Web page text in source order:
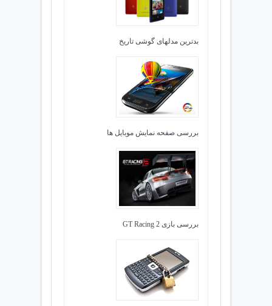
بدترین مدلهای گوشی تاریخ
بررسی صفحه نمایش موبایل ها
بررسی بازی GT Racing 2